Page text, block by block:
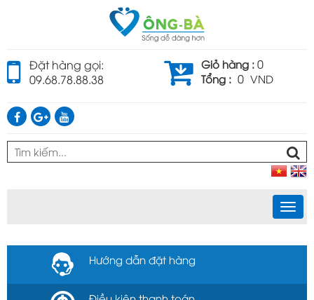
Đặt hàng gọi:
09.68.78.88.38
Giỏ hàng : 0
Tổng : 0 VND
Hướng dẫn đặt hàng